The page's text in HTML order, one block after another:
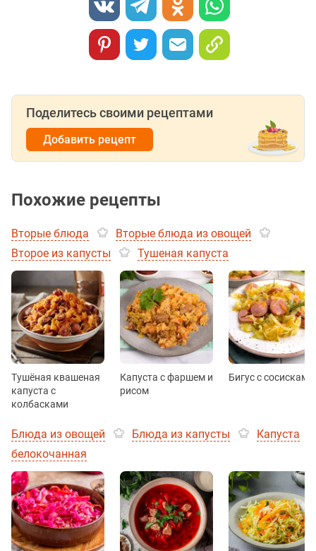
Поделитесь своими рецептами
Добавить рецепт
Похожие рецепты
Вторые блюда
Вторые блюда из овощей
Второе из капусты
Тушеная капуста
Тушёная квашеная
капуста с
колбасками
Капуста с фаршем и
рисом
Бигус с сосисками
Блюда из овощей Блюда из капусты
Капуста
белокочанная